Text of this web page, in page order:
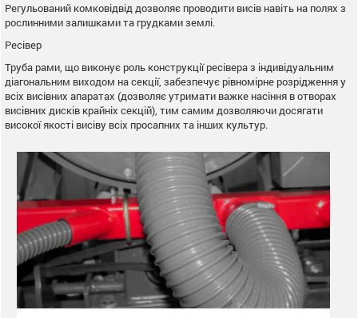
Регульований комковідвід дозволяє проводити висів навіть на полях з
рослинними залишками та грудками землі.
Ресівер
Труба рами, що виконує роль конструкції ресівера з індивідуальним
діагональним виходом на секції, забезпечує рівномірне розрідження у
всіх висівних апаратах (дозволяє утримати важке насіння в отворах
висівних дисків крайніх секцій), тим самим дозволяючи досягати
високої якості висіву всіх просапних та інших культур.